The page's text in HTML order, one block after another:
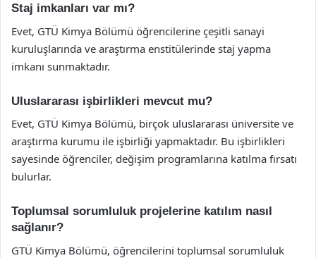
Staj imkanları var mı?
Evet, GTÜ Kimya Bölümü öğrencilerine çeşitli sanayi
kuruluşlarında ve araştırma enstitülerinde staj yapma
imkanı sunmaktadır.
Uluslararası işbirlikleri mevcut mu?
Evet, GTÜ Kimya Bölümü, birçok uluslararası üniversite ve
araştırma kurumu ile işbirliği yapmaktadır. Bu işbirlikleri
sayesinde öğrenciler, değişim programlarına katılma fırsatı
bulurlar.
Toplumsal sorumluluk projelerine katılım nasıl
sağlanır?
GTÜ Kimya Bölümü, öğrencilerini toplumsal sorumluluk